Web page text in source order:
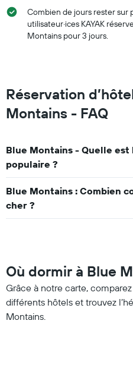
Combien de jours rester sur
utilisateur·ices KAYAK
Montains pour 3 jours.
Réservation
Montains - FAQ
Blue Montains - Quelle
populaire ?
Blue Montains : Combien
cher ?
Où dormir à Blue
Grâce à notre carte,
différents hôtels et trouvez
Montains.